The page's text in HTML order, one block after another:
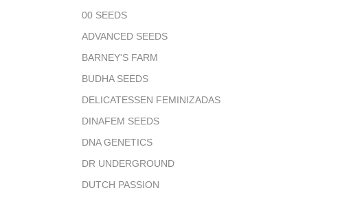
00 SEEDS
ADVANCED SEEDS
BARNEY'S FARM
BUDHA SEEDS
DELICATESSEN FEMINIZADAS
DINAFEM SEEDS
DNA GENETICS
DR UNDERGROUND
DUTCH PASSION